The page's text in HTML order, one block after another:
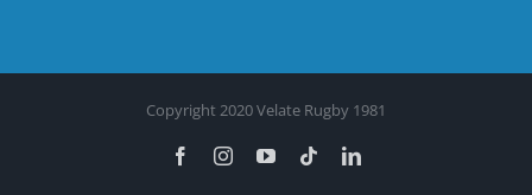
Copyright 2020 Velate Rugby 1981
FacebookInstagramYouTubeTiktokLinkedIn